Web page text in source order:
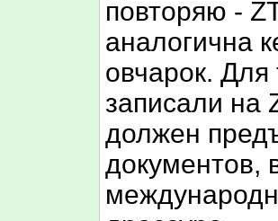
повторяю -
аналогична
овчарок. Для
записали на
должен